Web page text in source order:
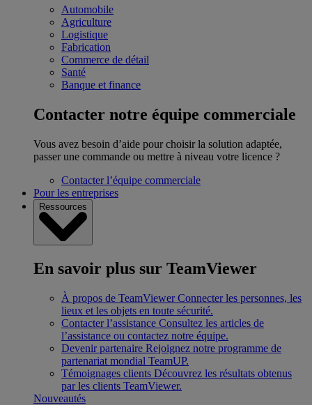
Automobile
Agriculture
Logistique
Fabrication
Commerce de détail
Santé
Banque et finance
Contacter notre équipe commerciale
Vous avez besoin d’aide pour choisir la solution adaptée,
passer une commande ou mettre à niveau votre licence ?
Contacter l’équipe commerciale
Pour les entreprises
Ressources
En savoir plus sur TeamViewer
À propos de TeamViewer Connecter les personnes, les
lieux et les objets en toute sécurité.
Contacter l’assistance Consultez les articles de
l’assistance ou contactez notre équipe.
Devenir partenaire Rejoignez notre programme de
partenariat mondial TeamUP.
Témoignages clients Découvrez les résultats obtenus
par les clients TeamViewer.
Nouveautés